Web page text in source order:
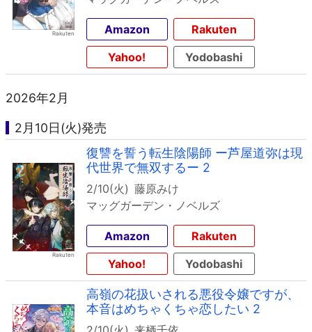
Amazon
Rakuten
Yahoo!
Yodobashi
2026年2月
2月10日(火)発売
復讐を誓う転生陰陽師 ー芦屋道弥は現
代世界で無双するー 2
2/10(火) 藤原みけ
マッグガーデン・ノベルズ
Amazon
Rakuten
Yahoo!
Yodobashi
高嶺の花扱いされる悪役令嬢ですが、
本音はめちゃくちゃ恋したい 2